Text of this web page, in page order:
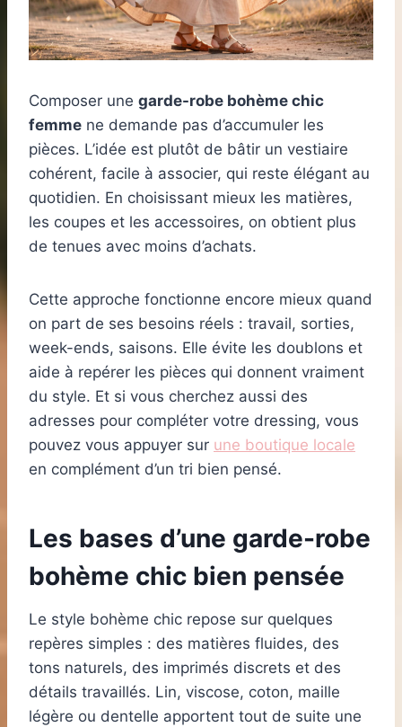
Composer une garde-robe bohème chic
femme ne demande pas d’accumuler les
pièces. L’idée est plutôt de bâtir un vestiaire
cohérent, facile à associer, qui reste élégant au
quotidien. En choisissant mieux les matières,
les coupes et les accessoires, on obtient plus
de tenues avec moins d’achats.
Cette approche fonctionne encore mieux quand
on part de ses besoins réels : travail, sorties,
week-ends, saisons. Elle évite les doublons et
aide à repérer les pièces qui donnent vraiment
du style. Et si vous cherchez aussi des
adresses pour compléter votre dressing, vous
pouvez vous appuyer sur une boutique locale
en complément d’un tri bien pensé.
Les bases d’une garde-robe
bohème chic bien pensée
Le style bohème chic repose sur quelques
repères simples : des matières fluides, des
tons naturels, des imprimés discrets et des
détails travaillés. Lin, viscose, coton, maille
légère ou dentelle apportent tout de suite une